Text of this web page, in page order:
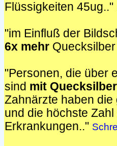
Flüssigkeiten 45ug.."
"im Einfluß der
6x mehr
"Personen, die über
sind mit
Zahnärzte haben die
und die höchste
Erkrankungen.."